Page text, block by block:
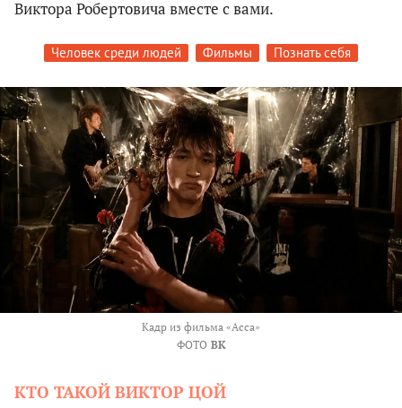
Виктора Робертовича вместе с вами.
Человек среди людей Фильмы Познать себя
Кадр из фильма «Асса»
ФОТО ВК
КТО ТАКОЙ ВИКТОР ЦОЙ